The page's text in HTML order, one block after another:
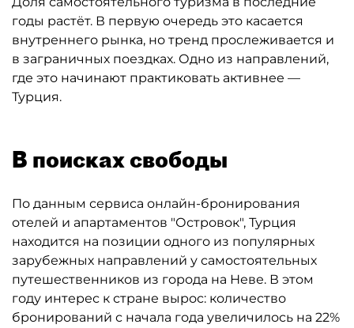
годы растёт. В первую очередь это касается
внутреннего рынка, но тренд прослеживается и
в заграничных поездках. Одно из направлений,
где это начинают практиковать активнее —
Турция.
В поисках свободы
По данным сервиса онлайн-бронирования
отелей и апартаментов "Островок", Турция
находится на позиции одного из популярных
зарубежных направлений у самостоятельных
путешественников из города на Неве. В этом
году интерес к стране вырос: количество
бронирований с начала года увеличилось на 22%